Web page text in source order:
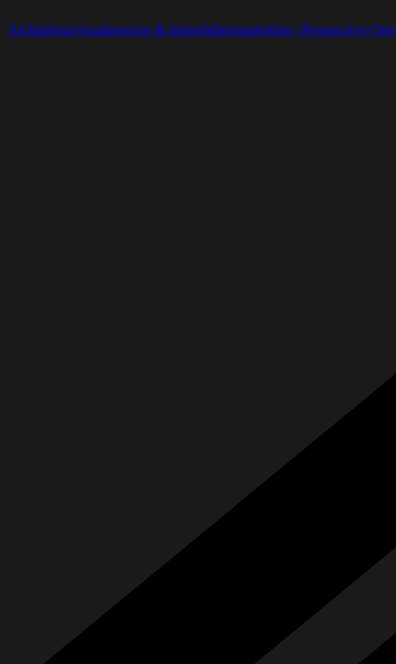
Architekturvisualisierung & Immobilienmarketing | Perspective One